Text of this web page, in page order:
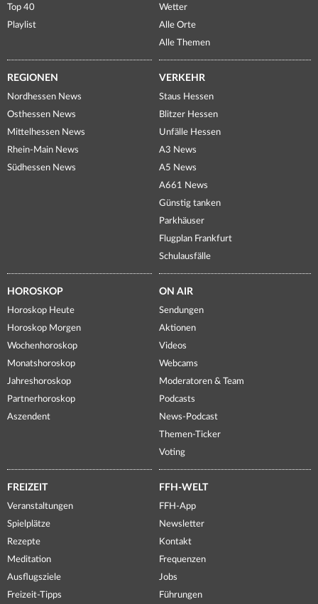
Top 40
Playlist
Wetter
Alle Orte
Alle Themen
REGIONEN
Nordhessen News
Osthessen News
Mittelhessen News
Rhein-Main News
Südhessen News
VERKEHR
Staus Hessen
Blitzer Hessen
Unfälle Hessen
A3 News
A5 News
A661 News
Günstig tanken
Parkhäuser
Flugplan Frankfurt
Schulausfälle
HOROSKOP
Horoskop Heute
Horoskop Morgen
Wochenhoroskop
Monatshoroskop
Jahreshoroskop
Partnerhoroskop
Aszendent
ON AIR
Sendungen
Aktionen
Videos
Webcams
Moderatoren & Team
Podcasts
News-Podcast
Themen-Ticker
Voting
FREIZEIT
Veranstaltungen
Spielplätze
Rezepte
Meditation
Ausflugsziele
Freizeit-Tipps
FFH-WELT
FFH-App
Newsletter
Kontakt
Frequenzen
Jobs
Führungen